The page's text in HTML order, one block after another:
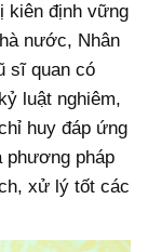
kiên định vững
nước, Nhân
sĩ quan có
luật nghiêm,
huy đáp ứng
phương pháp
xử lý tốt các